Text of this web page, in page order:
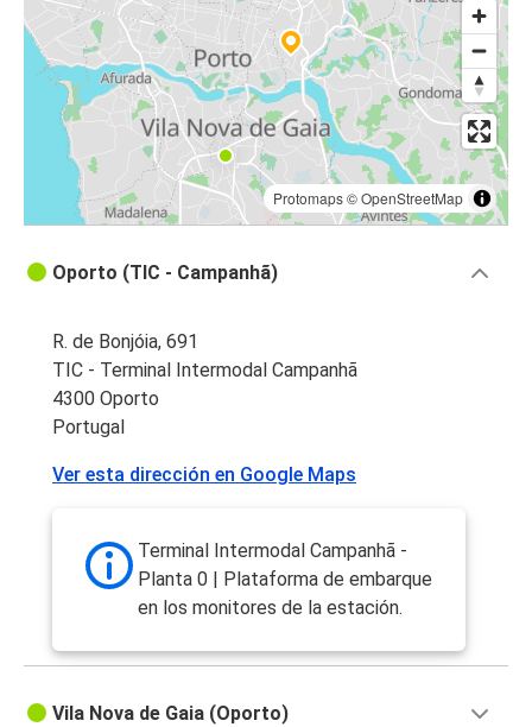
Vigo
Oporto
Aveiro
Vigo
Oporto
Viseu
Oporto
Faro
Oporto
Guimarães
Guimarães
Protomaps©OpenStreetMap
Oporto (TIC - Campanhã)
R. de Bonjóia, 691
TIC - Terminal Intermodal Campanhã
4300 Oporto
Portugal
Ver esta dirección en Google Maps
Terminal Intermodal Campanhã -
Planta 0 | Plataforma de embarque
en los monitores de la estación.
Vila Nova de Gaia (Oporto)